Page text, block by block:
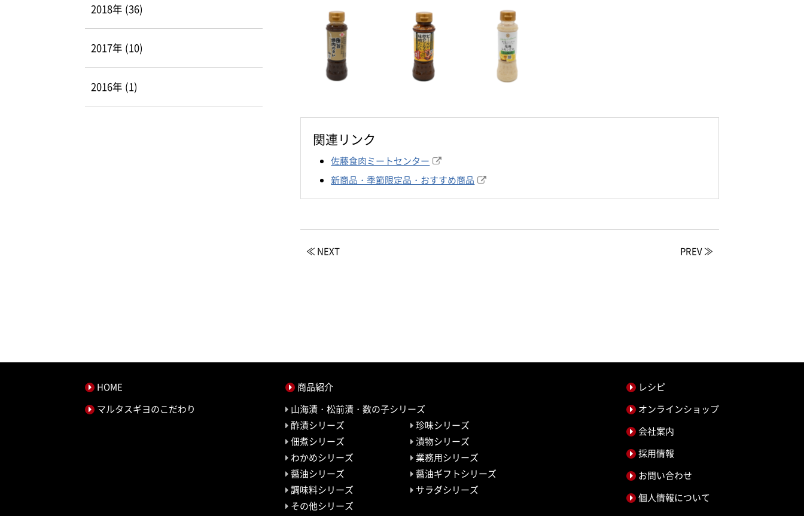
関連リンク
佐藤食肉ミートセンター
新商品・季節限定品・おすすめ商品
≪ NEXT PREV ≫
2018年 (36)
2017年 (10)
2016年 (1)
HOME
マルタスギヨのこだわり
商品紹介
山海漬・松前漬・数の子シリーズ
酢漬シリーズ
珍味シリーズ
佃煮シリーズ
漬物シリーズ
わかめシリーズ
業務用シリーズ
醤油シリーズ
醤油ギフトシリーズ
調味料シリーズ
サラダシリーズ
その他シリーズ
レシピ
オンラインショップ
会社案内
採用情報
お問い合わせ
個人情報について